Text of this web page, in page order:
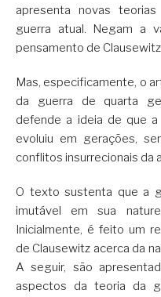
apresenta novas teorias
guerra atual. Negam a
pensamento de
Mas, especificamente, o
da guerra de quarta
defende a ideia de que a
evoluiu em gerações,
conflitos insurrecionais da
O texto sustenta que a
imutável em sua
Inicialmente, é feito um
de Clausewitz acerca da
A seguir, são
aspectos da teoria da